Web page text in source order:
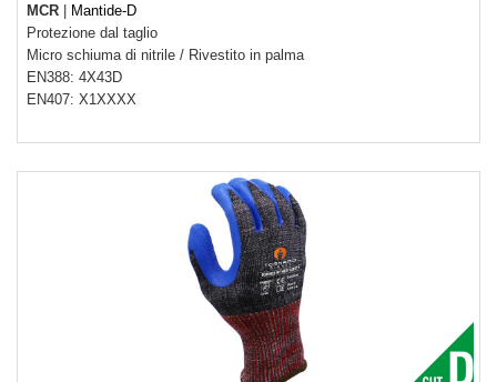
MCR | Mantide-D
Protezione dal taglio
Micro schiuma di nitrile / Rivestito in palma
EN388: 4X43D
EN407: X1XXXX